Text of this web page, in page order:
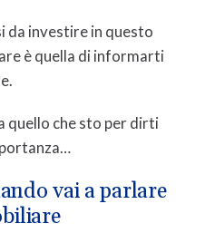
da investire in questo
è quella di informarti
quello che sto per dirti
vai a parlare